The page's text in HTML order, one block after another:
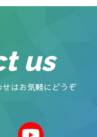
us
はお気軽にどうぞ